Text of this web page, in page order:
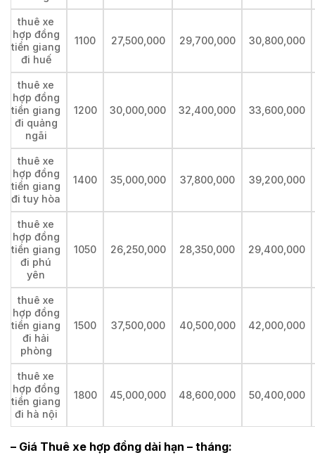
thuê xe
hợp đồng
tiền giang
đi huế
1100 27,500,000 29,700,000 30,800,000
thuê xe
hợp đồng
tiền giang
đi quảng
ngãi
1200 30,000,000 32,400,000 33,600,000
thuê xe
hợp đồng
tiền giang
đi tuy hòa
1400 35,000,000 37,800,000 39,200,000
thuê xe
hợp đồng
tiền giang
đi phú
yên
1050 26,250,000 28,350,000 29,400,000
thuê xe
hợp đồng
tiền giang
đi hải
phòng
1500 37,500,000 40,500,000 42,000,000
thuê xe
hợp đồng
tiền giang
đi hà nội
1800 45,000,000 48,600,000 50,400,000
– Giá Thuê xe hợp đồng dài hạn – tháng: